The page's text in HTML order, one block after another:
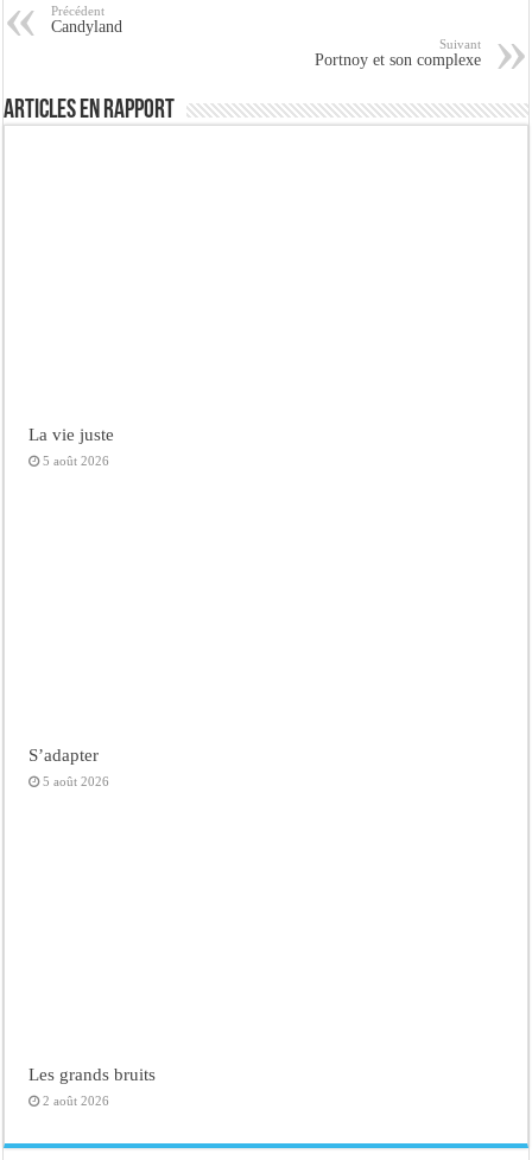
Précédent
Candyland
Suivant
Portnoy et son complexe
Articles en rapport
La vie juste
5 août 2026
S’adapter
5 août 2026
Les grands bruits
2 août 2026